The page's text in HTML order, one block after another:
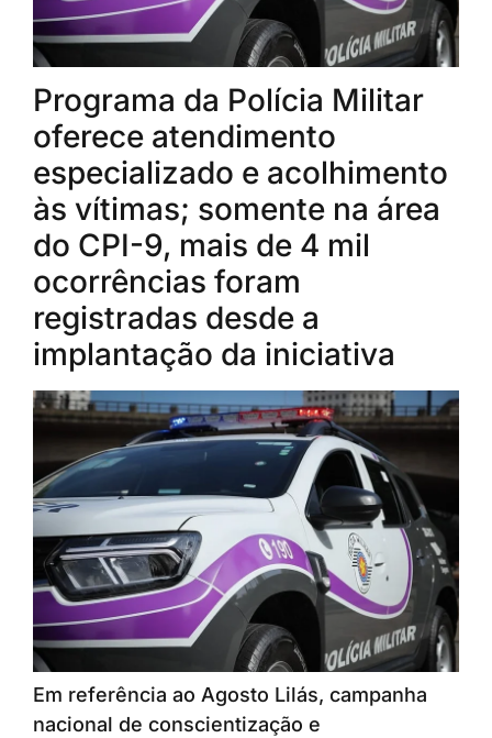
Programa da Polícia Militar
oferece atendimento
especializado e acolhimento
às vítimas; somente na área
do CPI-9, mais de 4 mil
ocorrências foram
registradas desde a
implantação da iniciativa
Em referência ao Agosto Lilás, campanha
nacional de conscientização e